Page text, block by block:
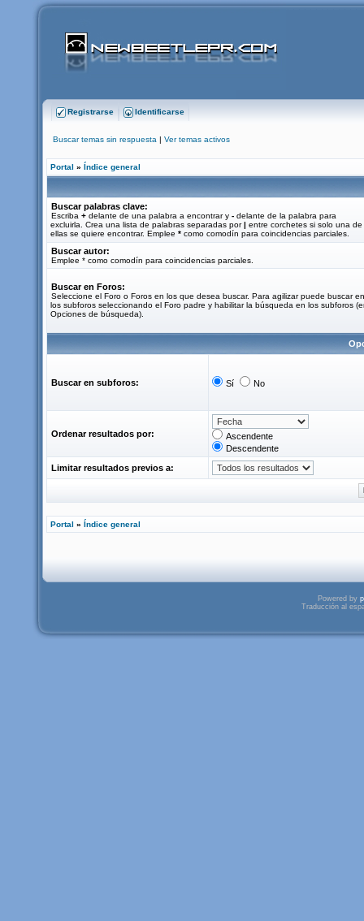
Registrarse Identificarse
Buscar temas sin respuesta | Ver temas activos
Portal » Índice general
Buscar palabras clave:
Escriba + delante de una palabra a encontrar y - delante de la palabra para
excluirla. Crea una lista de palabras separadas por| entre corchetes si solo una de
ellas se quiere encontrar. Emplee * como comodín para coincidencias parciales.
Buscar autor:
Emplee * como comodín para coincidencias parciales.
Buscar en Foros:
Seleccione el Foro o Foros en los que desea buscar. Para agilizar puede buscar en
los subforos seleccionando el Foro padre y habilitar la búsqueda en los subforos
Opciones de búsqueda).
Buscar en subforos: Sí No
Ordenar resultados por:
Ascendente
Descendente
Limitar resultados previos a:
Portal » Índice general
Powered by
Traducción al